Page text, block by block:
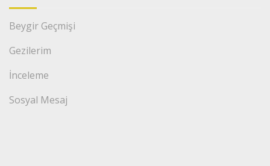
Beygir Geçmişi
Gezilerim
İnceleme
Sosyal Mesaj